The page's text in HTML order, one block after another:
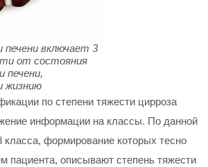
печени включает 3
от состояния
печени,
жизнию
по степени тяжести цирроза
информации на классы. По данной
формирование которых тесно
пациента, описывают степень тяжести